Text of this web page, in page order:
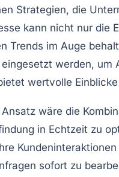
Strategien, die
kann nicht nur die
Trends im Auge
werden,
wertvolle
wäre die
in Echtzeit zu
Kundeninteraktionen
sofort zu